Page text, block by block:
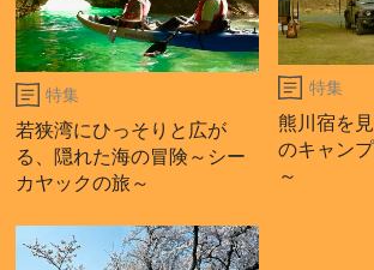
特集
若狭湾にひっそりと広が
る、隠れた海の冒険～シー
カヤックの旅～
特集
熊川宿を
のキャン
～